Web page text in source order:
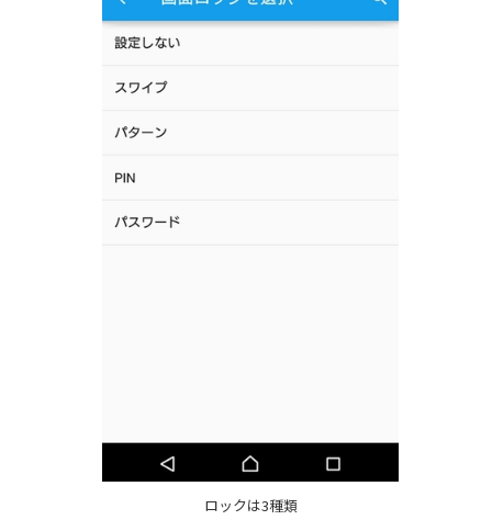
ロックは3種類